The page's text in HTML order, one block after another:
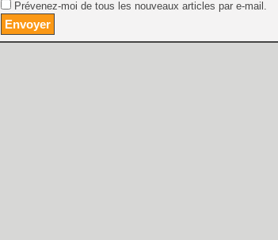
Prévenez-moi de tous les nouveaux articles par e-mail.